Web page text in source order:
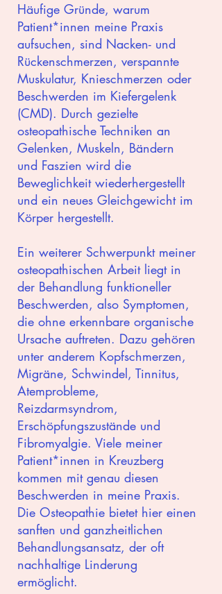
Häufige Gründe, warum
Patient*innen meine Praxis
aufsuchen, sind Nacken- und
Rückenschmerzen, verspannte
Muskulatur, Knieschmerzen oder
Beschwerden im Kiefergelenk
(CMD). Durch gezielte
osteopathische Techniken an
Gelenken, Muskeln, Bändern
und Faszien wird die
Beweglichkeit wiederhergestellt
und ein neues Gleichgewicht im
Körper hergestellt.
Ein weiterer Schwerpunkt meiner
osteopathischen Arbeit liegt in
der Behandlung funktioneller
Beschwerden, also Symptomen,
die ohne erkennbare organische
Ursache auftreten. Dazu gehören
unter anderem Kopfschmerzen,
Migräne, Schwindel, Tinnitus,
Atemprobleme,
Reizdarmsyndrom,
Erschöpfungszustände und
Fibromyalgie. Viele meiner
Patient*innen in Kreuzberg
kommen mit genau diesen
Beschwerden in meine Praxis.
Die Osteopathie bietet hier einen
sanften und ganzheitlichen
Behandlungsansatz, der oft
nachhaltige Linderung
ermöglicht.